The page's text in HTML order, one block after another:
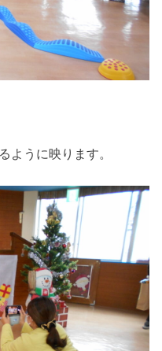
ように映ります。